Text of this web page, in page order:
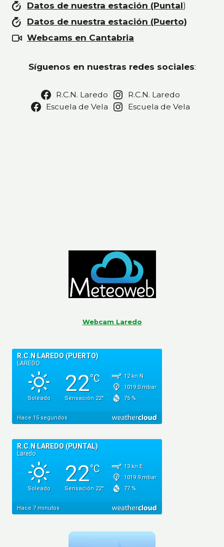
Datos de nuestra estación (Puntal)
Datos de nuestra estación (Puerto)
Webcams en Cantabria
Síguenos en nuestras redes sociales:
R.C.N. Laredo
R.C.N. Laredo
Escuela de Vela
Escuela de Vela
Webcam Laredo